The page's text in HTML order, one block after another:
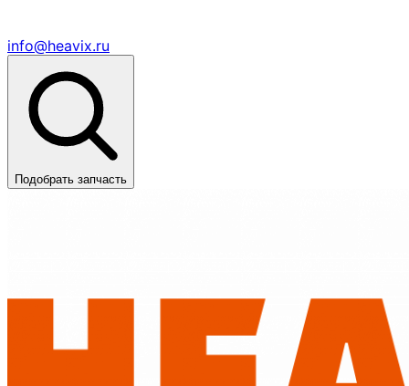
info@heavix.ru
Подобрать запчасть